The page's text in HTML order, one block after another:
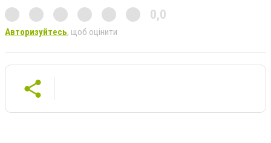
0,0
Авторизуйтесь, щоб оцінити